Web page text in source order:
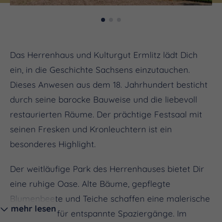
Das Herrenhaus und Kulturgut Ermlitz lädt Dich
ein, in die Geschichte Sachsens einzutauchen.
Dieses Anwesen aus dem 18. Jahrhundert besticht
durch seine barocke Bauweise und die liebevoll
restaurierten Räume. Der prächtige Festsaal mit
seinen Fresken und Kronleuchtern ist ein
besonderes Highlight.
Der weitläufige Park des Herrenhauses bietet Dir
eine ruhige Oase. Alte Bäume, gepflegte
Blumenbeete und Teiche schaffen eine malerische
Umgebung für entspannte Spaziergänge. Im
mehr lesen